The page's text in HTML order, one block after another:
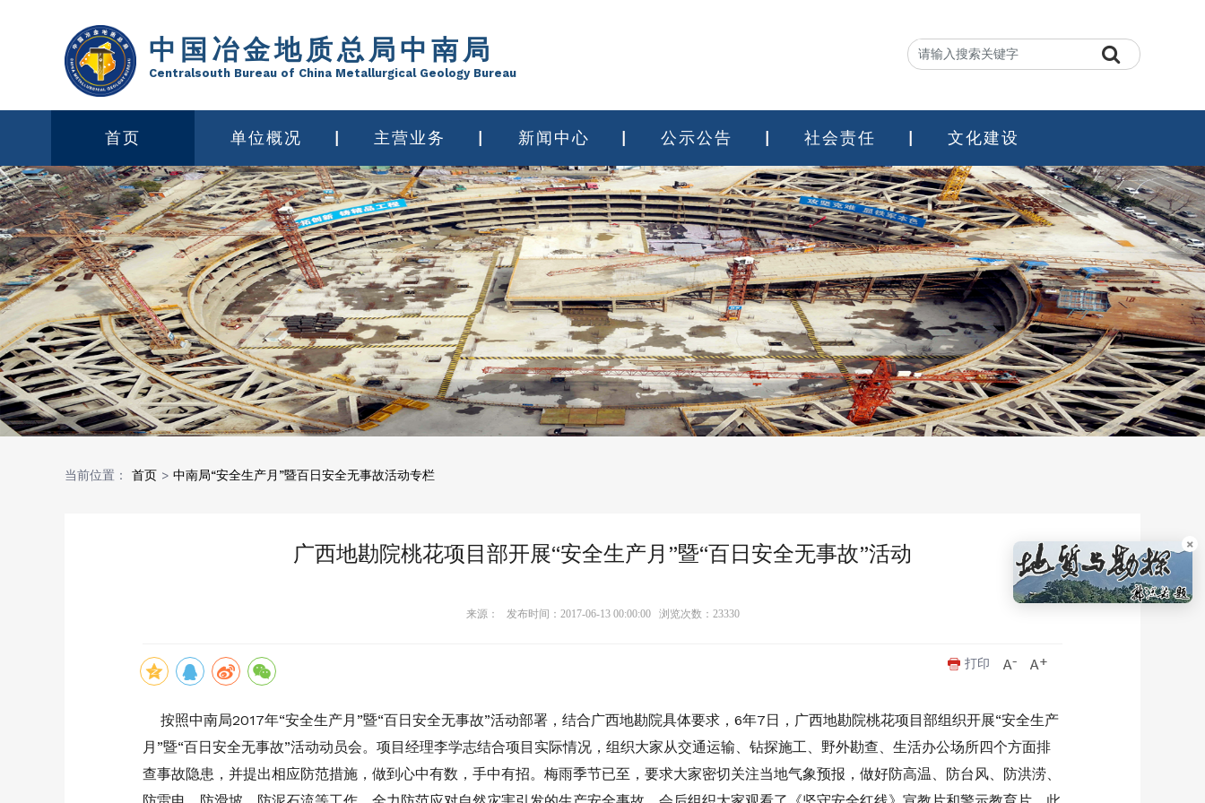
中国冶金地质总局中南局
Centralsouth Bureau of China Metallurgical Geology Bureau
首页 单位概况 主营业务 新闻中心 公示公告 社会责任 文化建设
当前位置： 首页 > 中南局“安全生产月”暨百日安全无事故活动专栏
广西地勘院桃花项目部开展“安全生产月”暨“百日安全无事故”活动
来源： 发布时间：2017-06-13 00:00:00 浏览次数： 23330
打印
按照中南局2017年“安全生产月”暨“百日安全无事故”活动部署，结合广西地勘院具体要求，6年7日，广西地勘院桃花项目部组织开展“安全生产
月”暨“百日安全无事故”活动动员会。项目经理李学志结合项目实际情况，组织大家从交通运输、钻探施工、野外勘查、生活办公场所四个方面排
查事故隐患，并提出相应防范措施，做到心中有数，手中有招。梅雨季节已至，要求大家密切关注当地气象预报，做好防高温、防台风、防洪涝、
×